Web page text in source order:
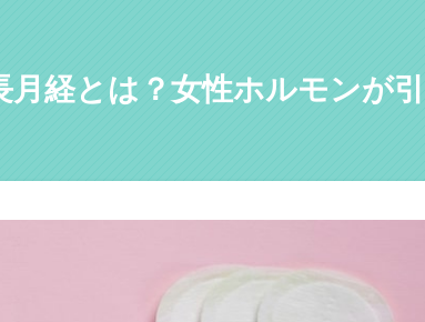
月経とは？女性ホルモンが